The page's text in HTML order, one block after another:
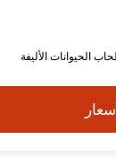
الحيوانات الأليفة